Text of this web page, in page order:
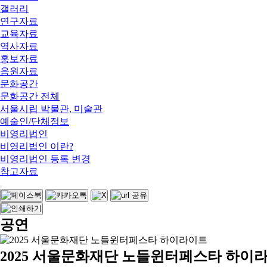
갤러리
연구자료
교육자료
역사자료
홍보자료
음원자료
문화공간
문화공간 전체
서울시립 박물관, 미술관
예술인/단체정보
비영리법인
비영리법인 이란?
비영리법인 등록 변경
참고자료
공연
2025 서울문화재단 노들윈터페스타 하이